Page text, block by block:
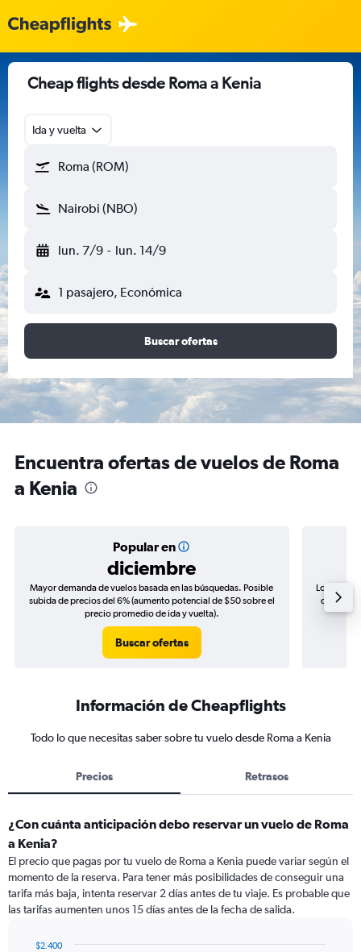
Cheap flights desde Roma a Kenia
Ida y vuelta
Roma (ROM)
Nairobi (NBO)
lun. 7/9 - lun. 14/9
1 pasajero, Económica
Buscar ofertas
Encuentra ofertas de vuelos de Roma
a Kenia
Popular en
diciembre
Mayor demanda de vuelos basada en las búsquedas. Posible
subida de precios del 6% (aumento potencial de $50 sobre el
precio promedio de ida y vuelta).
Buscar ofertas
Los
de
Información de Cheapflights
Todo lo que necesitas saber sobre tu vuelo desde Roma a Kenia
Precios Retrasos
¿Con cuánta anticipación debo reservar un vuelo de Roma
a Kenia?
El precio que pagas por tu vuelo de Roma a Kenia puede variar según el
momento de la reserva. Para tener más posibilidades de conseguir una
tarifa más baja, intenta reservar 2 días antes de tu viaje. Es probable que
las tarifas aumenten unos 15 días antes de la fecha de salida.
$2.400